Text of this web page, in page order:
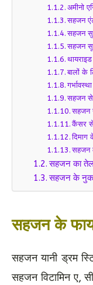
अमीनो
सहजन
सहजन
सहजन
बालों के
सहजन से
सहजन
कैंसर
सहजन
सहजन का
सहजन के
सहजन के
सहजन यानी ड्रम
सहजन विटामिन ए,